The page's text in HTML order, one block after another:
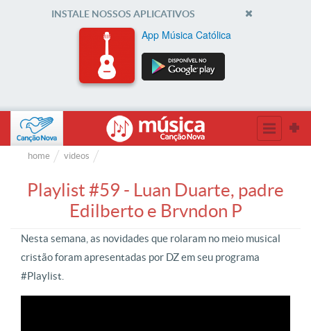
INSTALE NOSSOS APLICATIVOS
App Música Católica
home videos
Playlist #59 - Luan Duarte, padre
Edilberto e Brvndon P
Nesta semana, as novidades que rolaram no meio musical
cristão foram apresentadas por DZ em seu programa
#Playlist.